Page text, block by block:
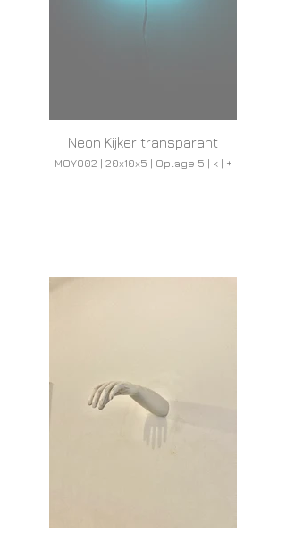
Neon Kijker transparant
MOY002 | 20x10x5 | Oplage 5 | k | +